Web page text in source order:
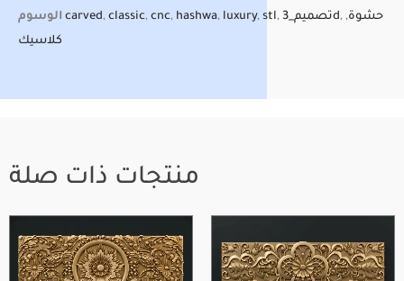
الوسوم carved, classic, cnc, hashwa, luxury, stl, تصميم_3d, حشوة,
كلاسيك
منتجات ذات صلة